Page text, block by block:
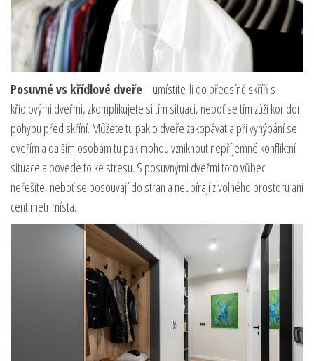
Posuvné vs křídlové dveře– umístíte-li do předsíně skříň s
křídlovými dveřmi, zkomplikujete si tím situaci, neboť se tím zúží koridor
pohybu před skříní. Můžete tu pak o dveře zakopávat a při vyhýbání se
dveřím a dalším osobám tu pak mohou vzniknout nepříjemné konfliktní
situace a povede to ke stresu. S posuvnými dveřmi toto vůbec
neřešíte, neboť se posouvají do stran a neubírají z volného prostoru ani
centimetr místa.